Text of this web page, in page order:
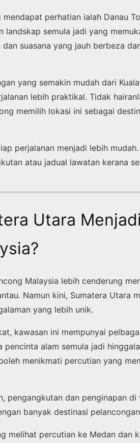
perhatian ialah Danau
landskap semula jadi yang
suasana yang jauh berbeza
yang semakin mudah dari
lebih praktikal. Tidak
memilih lokasi ini sebagai
perjalanan menjadi lebih
atau jadual lawatan kerana
Utara
Malaysia lebih cenderung
Namun kini, Sumatera Utara
yang lebih unik.
kawasan ini mempunyai
pencinta alam semula jadi
menikmati percutian yang
pengangkutan dan penginapan
banyak destinasi
melihat percutian ke Medan dan